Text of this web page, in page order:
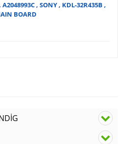
, SONY , KDL-32R435B ,
BOARD